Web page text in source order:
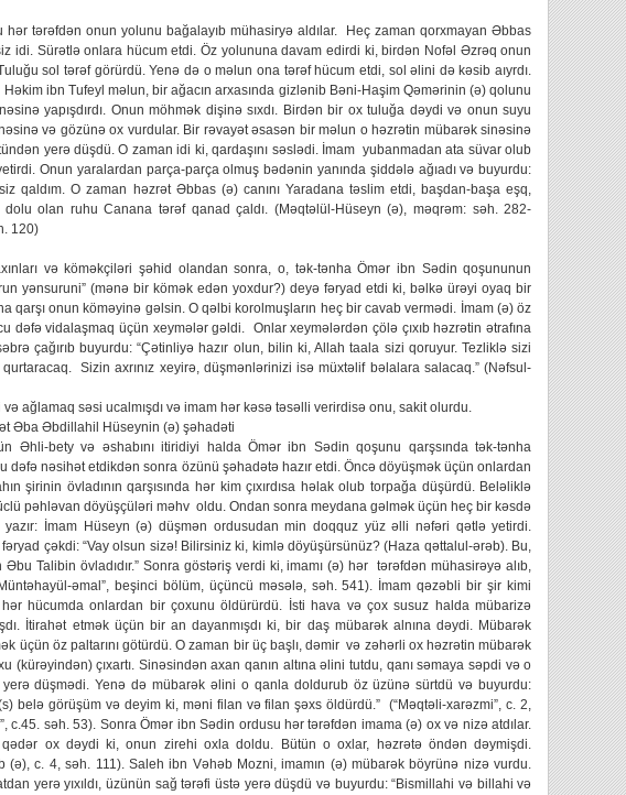
hər tərəfdən onun yolunu bağalayıb mühasiryə aldılar. Heç zaman qorxmayan Əbbas
idi. Sürətlə onlara hücum etdi. Öz yolununa davam edirdi ki, birdən Nofəl Əzrəq onun
sol tərəf görürdü. Yenə də o məlun ona tərəf hücum etdi, sol əlini də kəsib aıyrdı.
ibn Tufeyl məlun, bir ağacın arxasında gizlənib Bəni-Haşim Qəmərinin (ə) qolunu
yapışdırdı. Onun möhmək dişinə sıxdı. Birdən bir ox tuluğa dəydi və onun suyu
və gözünə ox vurdular. Bir rəvayət əsasən bir məlun o həzrətin mübarək sinəsinə
yerə düşdü. O zaman idi ki, qardaşını səslədi. İmam yubanmadan ata süvar olub
Onun yaralardan parça-parça olmuş bədənin yanında şiddələ ağıadı və buyurdu:
qaldım. O zaman həzrət Əbbas (ə) canını Yaradana təslim etdi, başdan-başa eşq,
dolu olan ruhu Canana tərəf qanad çaldı. (Məqtəlül-Hüseyn (ə), məqrəm: səh. 282-
120)
və köməkçiləri şəhid olandan sonra, o, tək-tənha Ömər ibn Sədin qoşununun
yənsuruni” (mənə bir kömək edən yoxdur?) deyə fəryad etdi ki, bəlkə ürəyi oyaq bir
qarşı onun köməyinə gəlsin. O qəlbi korolmuşların heç bir cavab vermədi. İmam (ə) öz
dəfə vidalaşmaq üçün xeymələr gəldi. Onlar xeymələrdən çölə çıxıb həzrətin ətrafına
səbrə çağırıb buyurdu: “Çətinliyə hazır olun, bilin ki, Allah taala sizi qoruyur. Tezliklə sizi
Sizin axrınız xeyirə, düşmənlərinizi isə müxtəlif bəlalara salacaq.” (Nəfsul-
və ağlamaq səsi ucalmışdı və imam hər kəsə təsəlli verirdisə onu, sakit olurdu.
Əba Əbdillahil Hüseynin (ə) şəhadəti
Əhli-bety və əshabını itiridiyi halda Ömər ibn Sədin qoşunu qarşsında tək-tənha
dəfə nəsihət etdikdən sonra özünü şəhadətə hazır etdi. Öncə döyüşmək üçün onlardan
şirinin övladının qarşısında hər kim çıxırdısa həlak olub torpağa düşürdü. Beləliklə
pəhləvan döyüşçüləri məhv oldu. Ondan sonra meydana gəlmək üçün heç bir kəsdə
İmam Hüseyn (ə) düşmən ordusudan min doqquz yüz əlli nəfəri qətlə yetirdi.
çəkdi: “Vay olsun sizə! Bilirsiniz ki, kimlə döyüşürsünüz? (Haza qəttalul-ərəb). Bu,
Talibin övladıdır.” Sonra göstəriş verdi ki, imamı (ə) hər tərəfdən mühasirəyə alıb,
əmal”, beşinci bölüm, üçüncü məsələ, səh. 541). İmam qəzəbli bir şir kimi
hücumda onlardan bir çoxunu öldürürdü. İsti hava və çox susuz halda mübarizə
İtirahət etmək üçün bir an dayanmışdı ki, bir daş mübarək alnına dəydi. Mübarək
üçün öz paltarını götürdü. O zaman bir üç başlı, dəmir və zəhərli ox həzrətin mübarək
(kürəyindən) çıxartı. Sinəsindən axan qanın altına əlini tutdu, qanı səmaya səpdi və o
yerə düşmədi. Yenə də mübarək əlini o qanla doldurub öz üzünə sürtdü və buyurdu:
belə görüşüm və deyim ki, məni filan və filan şəxs öldürdü.” (“Məqtəli-xarəzmi”, c. 2,
c.45. səh. 53). Sonra Ömər ibn Sədin ordusu hər tərəfdən imama (ə) ox və nizə atdılar.
ox dəydi ki, onun zirehi oxla doldu. Bütün o oxlar, həzrətə öndən dəymişdi.
(ə), c. 4, səh. 111). Saleh ibn Vəhəb Mozni, imamın (ə) mübarək böyrünə nizə vurdu.
yerə yıxıldı, üzünün sağ tərəfi üstə yerə düşdü və buyurdu: “Bismillahi və billahi və